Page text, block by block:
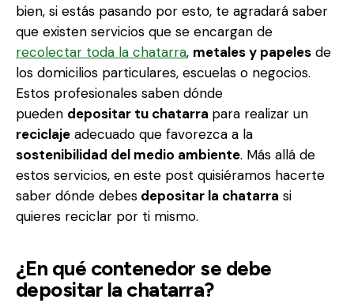
bien, si estás pasando por esto, te agradará saber
que existen servicios que se encargan de
recolectar toda la chatarra, metales y papeles de
los domicilios particulares, escuelas o negocios.
Estos profesionales saben dónde
pueden depositar tu chatarra para realizar un
reciclaje adecuado que favorezca a la
sostenibilidad del medio ambiente. Más allá de
estos servicios, en este post quisiéramos hacerte
saber dónde debes depositar la chatarra si
quieres reciclar por ti mismo.
¿En qué contenedor se debe
depositar la chatarra?